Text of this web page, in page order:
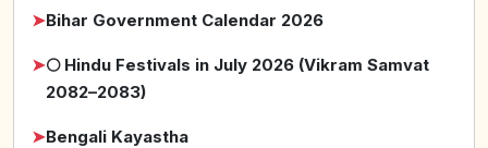
➤Bihar Government Calendar 2026
➤🌕 Hindu Festivals in July 2026 (Vikram Samvat
2082–2083)
➤Bengali Kayastha